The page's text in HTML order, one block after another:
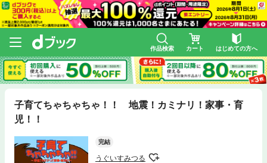
作品検索 カート はじめての方へ
子育てちゃちゃちゃ！！ 地震！カミナリ！家事・育
児！！
完結
うぐいすみつる